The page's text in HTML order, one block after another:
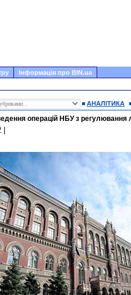
Інформація про BIN.ua
АНАЛІТИКА
операцій НБУ з регулювання